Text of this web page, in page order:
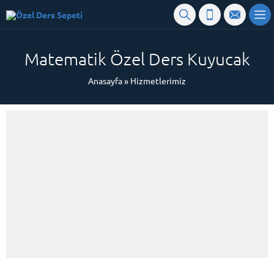
Matematik Özel Ders Kuyucak
Anasayfa» Hizmetlerimiz